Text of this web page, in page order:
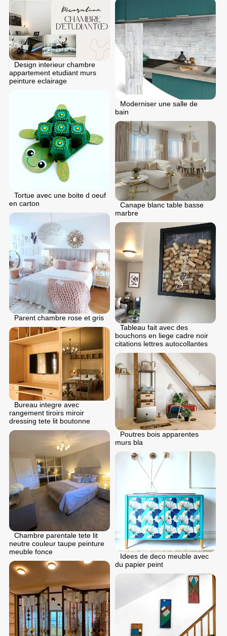
Design interieur chambre
appartement etudiant murs
peinture eclairage
Moderniser une salle de
bain
Tortue avec une boite d oeuf
en carton
Canape blanc table basse
marbre
Parent chambre rose et gris
Tableau fait avec des
bouchons en liege cadre noir
citations lettres autocollantes
Bureau integre avec
rangement tiroirs miroir
dressing tete lit boutonne
Poutres bois apparentes
murs bla
Chambre parentale tete lit
neutre couleur taupe peinture
meuble fonce
Idees de deco meuble avec
du papier peint